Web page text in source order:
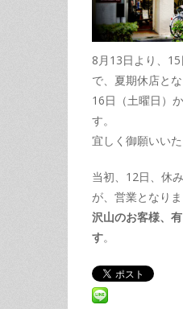
8月13日より、
で、夏期休店とな
16日（土曜日）
す。
宜しく御願いいた
当初、12日、休
が、営業となりま
沢山のお客様、
す。